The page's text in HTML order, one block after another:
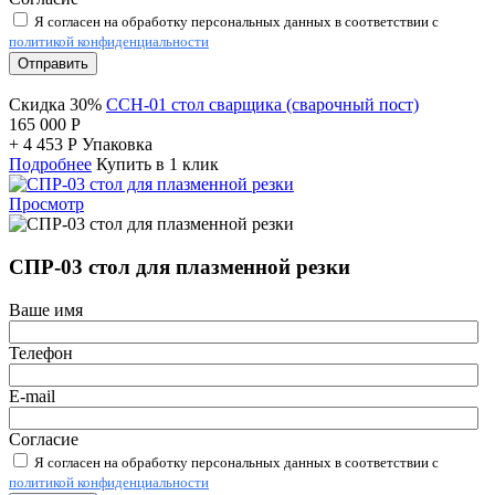
Я согласен на обработку персональных данных в соответствии с
политикой конфиденциальности
Отправить
Скидка 30% ССН-01 стол сварщика (сварочный пост)
165 000 Р
+ 4 453 Р Упаковка
Подробнее Купить в 1 клик
Просмотр
СПР-03 стол для плазменной резки
Ваше имя
Телефон
E-mail
Согласие
Я согласен на обработку персональных данных в соответствии с
политикой конфиденциальности